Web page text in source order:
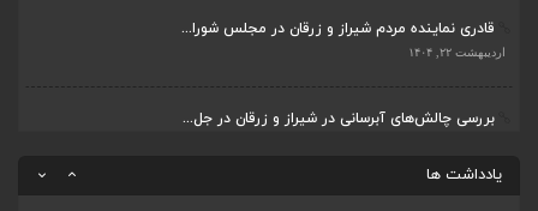
قادری نماینده مردم شیراز و زرقان در مجلس شورا...
اردیبهشت ۲۲, ۱۴۰۴
بررسی چالش‌های آبرسانی در شیراز و زرقان در جل...
یادداشت ها
پیگیری دکتر قادری و سایر نمایندگان شیراز ارتق...